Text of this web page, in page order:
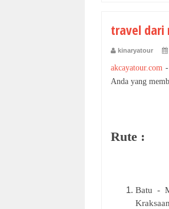
travel dari
kinaryatour
akcayatour.com -
Anda yang
Rute :
Batu -